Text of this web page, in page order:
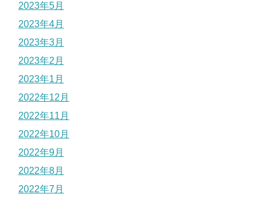
2023年5月
2023年4月
2023年3月
2023年2月
2023年1月
2022年12月
2022年11月
2022年10月
2022年9月
2022年8月
2022年7月